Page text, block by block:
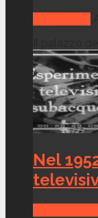
Nel